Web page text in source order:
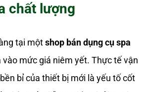
chất lượng
tại mộtshop bán dụng cụ spa
vào mức giá niêm yết. Thực tế vận
bỉ của thiết bị mới là yếu tố cốt